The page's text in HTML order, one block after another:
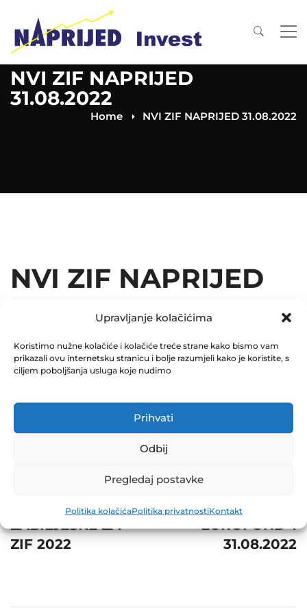
Upravljanje kolačićima
Koristimo nužne kolačiće i kolačiće treće strane kako bismo vam
prikazali ovu internetsku stranicu i bolje razumjeli kako je koristite, s
ciljem poboljšanja usluga koje nudimo
Prihvati
Odbij
Pregledaj postavke
Politika kolačićaPolitika privatnostiKontakt
NVI ZIF NAPRIJED
31.08.2022
Home NVI ZIF NAPRIJED 31.08.2022
NVI ZIF NAPRIJED
31.08.2022
0 Comments
SKRAĆENE
ZABILJEŠKE ZA
ZIF 2022
EUROFOND-1
31.08.2022